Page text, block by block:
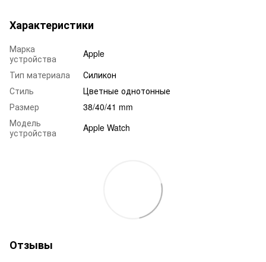
Характеристики
Марка
устройства
Apple
Тип материала
Силикон
Стиль
Цветные однотонные
Размер
38/40/41 mm
Модель
устройства
Apple Watch
Отзывы